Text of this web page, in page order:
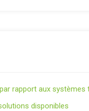
rapport aux systèmes
disponibles